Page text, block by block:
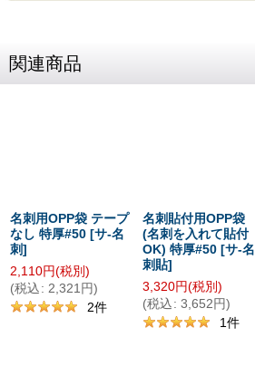
関連商品
名刺用OPP袋 テープ
なし 特厚#50 [サ-名
刺]
2,110円(税別)
(税込 : 2,321 円)
2件
名刺貼付用OPP袋
(名刺を入れて貼付
OK) 特厚#50 [サ-名
刺貼]
3,320円(税別)
(税込 : 3,652 円)
1 件